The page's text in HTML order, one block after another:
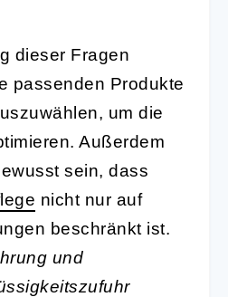
dieser Fragen
passenden Produkte
um die
Außerdem
sein, dass
nicht nur auf
beschränkt ist.
und